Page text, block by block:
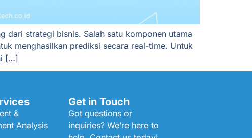
dari strategi bisnis. Salah satu komponen utama
menghasilkan prediksi secara real-time. Untuk
[…]
&
Analysis
Get in Touch
Got questions or
inquiries? We’re here to